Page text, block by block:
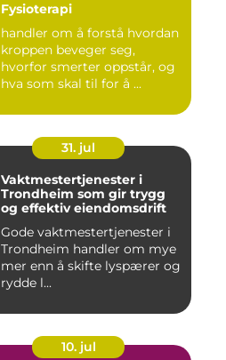
Fysioterapi
handler om å forstå hvordan
kroppen beveger seg,
hvorfor smerter oppstår, og
hva som skal til for å ...
31. jul
Vaktmestertjenester i
Trondheim som gir trygg
og effektiv eiendomsdrift
Gode vaktmestertjenester i
Trondheim handler om mye
mer enn å skifte lyspærer og
rydde l...
10. jul